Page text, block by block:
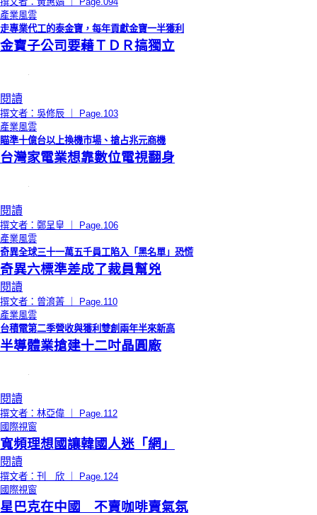
產業風雲
走專業代工的泰金寶，每年貢獻金寶一半獲利
金寶子公司要藉ＴＤＲ搞獨立
閱讀
撰文者：吳修辰 ｜ Page.103
產業風雲
瞄準十億台以上換機市場、搶占兆元商機
台灣家電業想靠數位電視翻身
閱讀
撰文者：鄭呈皇 ｜ Page.106
產業風雲
奇異全球三十一萬五千員工陷入「黑名單」恐慌
奇異六標準差成了裁員幫兇
閱讀
撰文者：曾淯菁 ｜ Page.110
產業風雲
台積電第二季營收與獲利雙創兩年半來新高
半導體業搶建十二吋晶圓廠
閱讀
撰文者：林亞偉 ｜ Page.112
國際視窗
寬頻理想國讓韓國人迷「網」
閱讀
撰文者：刊 欣 ｜ Page.124
國際視窗
星巴克在中國 不賣咖啡賣氣氛